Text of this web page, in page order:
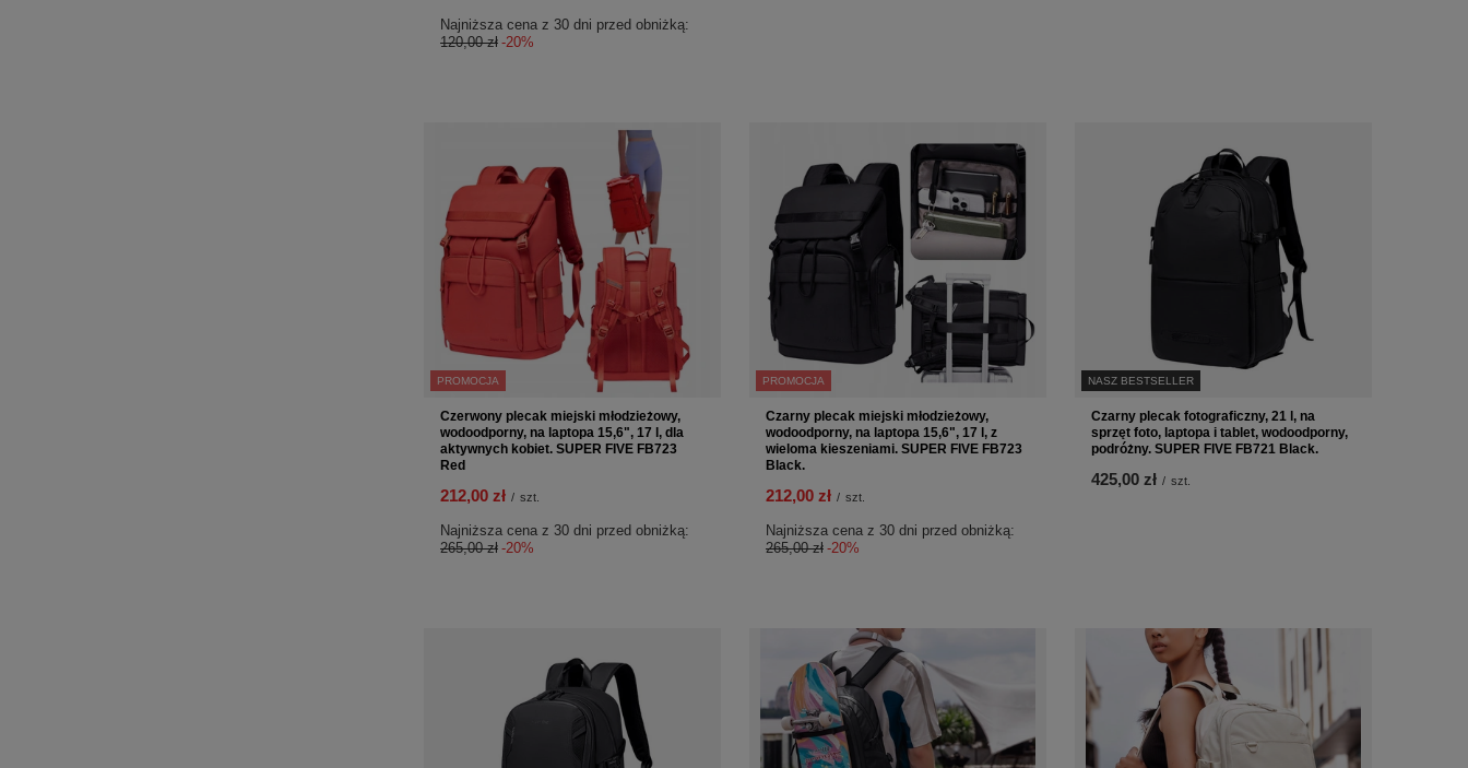
Najniższa cena z 30 dni przed obniżką:
120,00 zł -20%
PROMOCJA
Czerwony plecak miejski młodzieżowy,
wodoodporny, na laptopa 15,6", 17 l, dla
aktywnych kobiet. SUPER FIVE FB723
Red
212,00 zł / szt.
Najniższa cena z 30 dni przed obniżką:
265,00 zł -20%
PROMOCJA
Czarny plecak miejski młodzieżowy,
wodoodporny, na laptopa 15,6", 17 l, z
wieloma kieszeniami. SUPER FIVE FB723
Black.
212,00 zł / szt.
Najniższa cena z 30 dni przed obniżką:
265,00 zł -20%
NASZ BESTSELLER
Czarny plecak fotograficzny, 21 l, na
sprzęt foto, laptopa i tablet, wodoodporny,
podróżny. SUPER FIVE FB721 Black.
425,00 zł / szt.